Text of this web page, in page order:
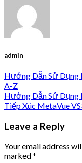
admin
Hướng Dẫn Sử Dụng
A-Z
Hướng Dẫn Sử Dụng
Tiếp Xúc MetaVue
Leave a Reply
Your email address
marked*